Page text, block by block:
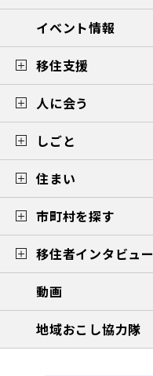
イベント情報
移住支援
人に会う
しごと
住まい
市町村を探す
移住者インタビュー
動画
地域おこし協力隊